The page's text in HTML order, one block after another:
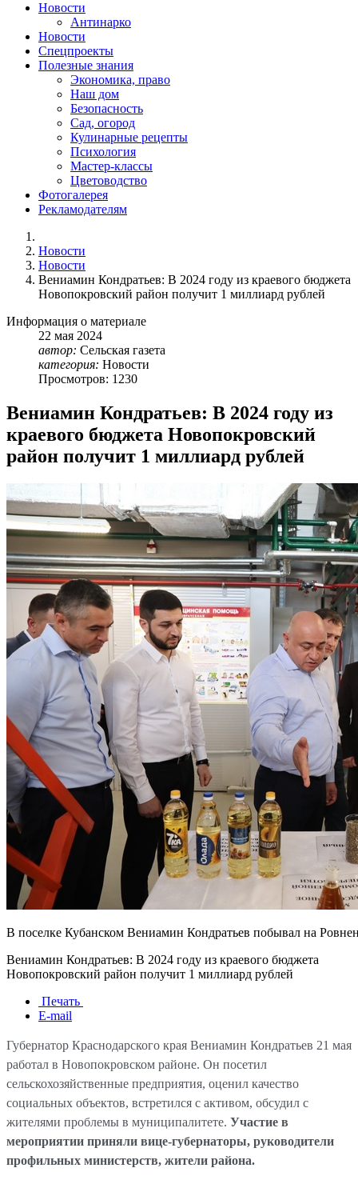
Новости
Антинарко
Новости
Спецпроекты
Полезные знания
Экономика, право
Наш дом
Безопасность
Сад, огород
Кулинарные рецепты
Психология
Мастер-классы
Цветоводство
Фотогалерея
Рекламодателям
Новости
Новости
Вениамин Кондратьев: В 2024 году из краевого бюджета
Новопокровский район получит 1 миллиард рублей
Информация о материале
22 мая 2024
автор: Сельская газета
категория: Новости
Просмотров: 1230
Вениамин Кондратьев: В 2024 году из
краевого бюджета Новопокровский
район получит 1 миллиард рублей
В поселке Кубанском Вениамин Кондратьев побывал на
Вениамин Кондратьев: В 2024 году из краевого бюджета
Новопокровский район получит 1 миллиард рублей
Печать
E-mail
Губернатор Краснодарского края Вениамин Кондратьев 21 мая
работал в Новопокровском районе. Он посетил
сельскохозяйственные предприятия, оценил качество
социальных объектов, встретился с активом, обсудил с
жителями проблемы в муниципалитете. Участие в
мероприятии приняли вице-губернаторы, руководители
профильных министерств, жители района.